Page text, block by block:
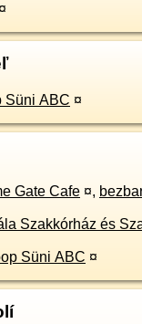
¤
Süni ABC ¤
Gate Cafe ¤,
Szakkórház és
Süni ABC ¤